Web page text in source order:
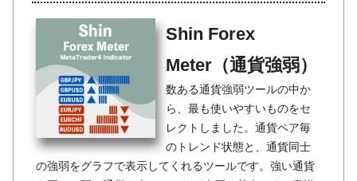
Shin Forex
Meter（通貨強弱）
数ある通貨強弱ツールの中か
ら、最も使いやすいものをセ
レクトしました。通貨ペア毎
のトレンド状態と、通貨同士
の強弱をグラフで表示してくれるツールです。強い通貨